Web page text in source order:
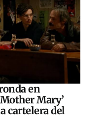
en
Mary’
cartelera del